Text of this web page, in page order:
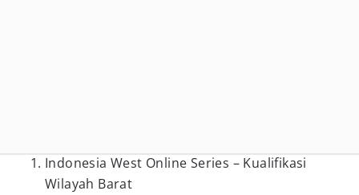
Indonesia West Online Series – Kualifikasi
Wilayah Barat